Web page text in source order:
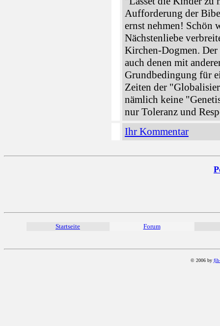
Aufforderung der
ernst nehmen! Schön
Nächstenliebe
Kirchen-Dogmen.
auch denen mit
Grundbedingung für
Zeiten der
nämlich keine
nur Toleranz und
Ihr Kommentar
Startseite Forum
© 2006 by